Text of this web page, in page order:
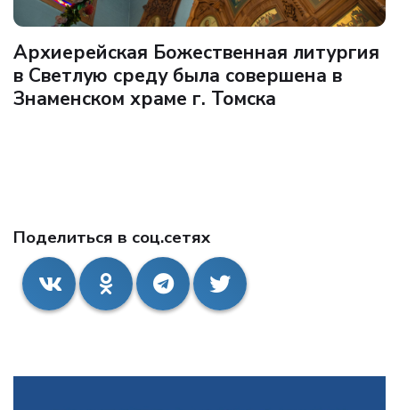
Поделиться в соц.сетях
Архиерейская Божественная литургия
в Светлую среду была совершена в
Знаменском храме г. Томска